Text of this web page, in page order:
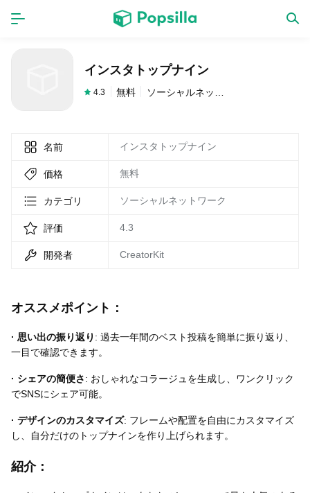
新作
LINE無料スタンプ
インスタトップナイン
4.3 無料
名前 インスタトップナイン
価格 無料
カテゴリ ソーシャルネットワーク
評価 4.3
開発者 CreatorKit
オススメポイント：
· 思い出の振り返り : 過去一年間のベスト投稿を簡単に振り返り、
一目で確認できます。
· シェアの簡便さ: おしゃれなコラージュを生成し、ワンクリック
でSNSにシェア可能。
· デザインのカスタマイズ: フレームや配置を自由にカスタマイズ
し、自分だけのトップナインを作り上げられます。
紹介：